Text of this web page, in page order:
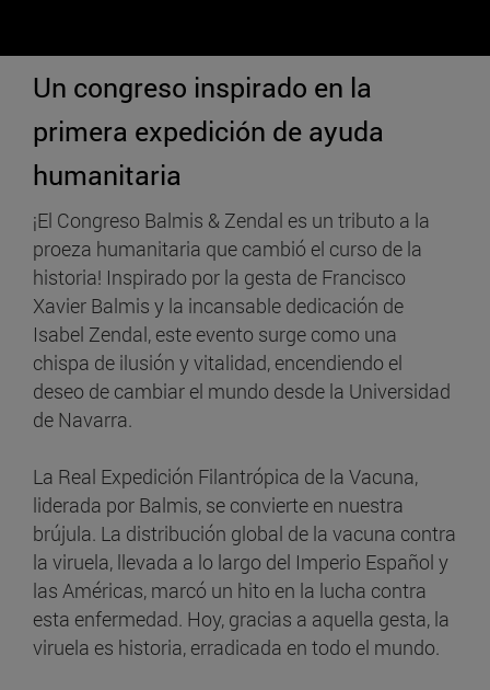
Un congreso inspirado en la
primera expedición de ayuda
humanitaria
¡El Congreso Balmis & Zendal es un tributo a la
proeza humanitaria que cambió el curso de la
historia! Inspirado por la gesta de Francisco
Xavier Balmis y la incansable dedicación de
Isabel Zendal, este evento surge como una
chispa de ilusión y vitalidad, encendiendo el
deseo de cambiar el mundo desde la Universidad
de Navarra.
La Real Expedición Filantrópica de la Vacuna,
liderada por Balmis, se convierte en nuestra
brújula. La distribución global de la vacuna contra
la viruela, llevada a lo largo del Imperio Español y
las Américas, marcó un hito en la lucha contra
esta enfermedad. Hoy, gracias a aquella gesta, la
viruela es historia, erradicada en todo el mundo.